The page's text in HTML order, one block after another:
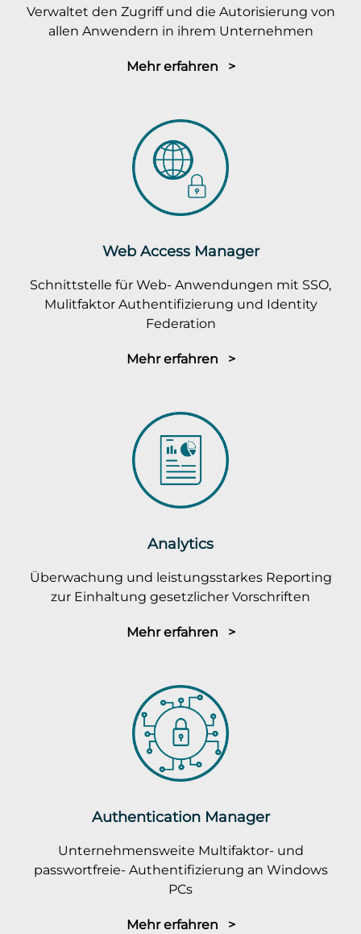
Verwaltet den Zugriff und die Autorisierung von
allen Anwendern in ihrem Unternehmen
Mehr erfahren >
Web Access Manager
Schnittstelle für Web- Anwendungen mit SSO,
Mulitfaktor Authentifizierung und Identity
Federation
Mehr erfahren >
Analytics
Überwachung und leistungsstarkes Reporting
zur Einhaltung gesetzlicher Vorschriften
Mehr erfahren >
Authentication Manager
Unternehmensweite Multifaktor- und
passwortfreie- Authentifizierung an Windows
PCs
Mehr erfahren >